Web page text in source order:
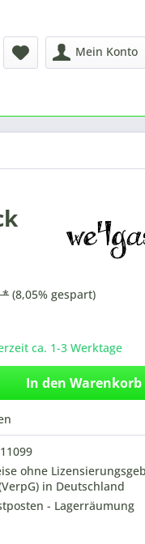
Mein Konto
* (8,05% gespart)
ca. 1-3 Werktage
In den Warenkorb
ohne
in Deutschland
- Lagerräumung